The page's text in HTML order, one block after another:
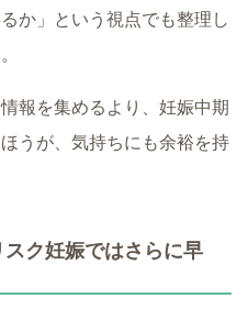
か」という視点でも整理し
報を集めるより、妊娠中期
うが、気持ちにも余裕を持
ク妊娠ではさらに早